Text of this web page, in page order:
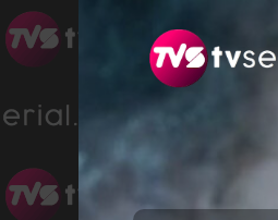
navigazione
contenuto
primaria